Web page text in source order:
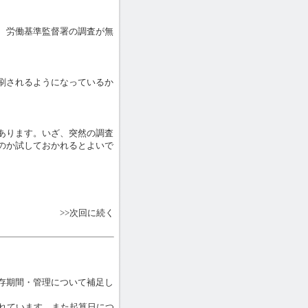
働基準監督署の調査が無
れるようになっているか
ます。いざ、突然の調査
か試しておかれるとよいで
>>次回に続く
間・管理について補足し